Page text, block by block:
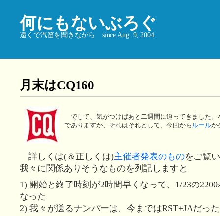
何にもないぶろぐ
遠くで汽笛を聞きながら since Aug. 9, 2004
月末はCQ160
でして、気がつけばあと二週間に迫ってきました。
でありますが、それはそれとして、今回から ルールが
詳しくは(＆正しくは)主催者発表のものをご覧
我々に関係ありそうなものを列記しますと
1) 開始と終了時刻が2時間早くなって、1/23の
なった
2) 我々が送るナンバーは、今まではRST+JAだっ